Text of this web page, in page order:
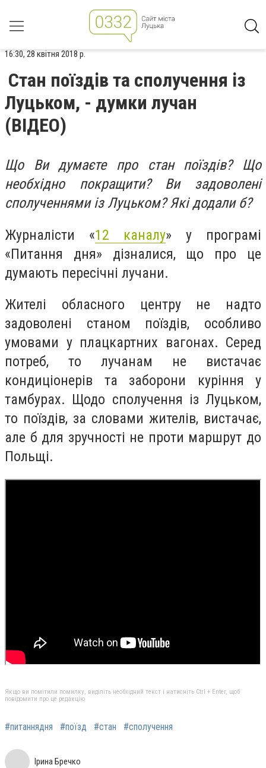
16:30, 28 квітня 2018 р.
Стан поїздів та сполучення із
Луцьком, - думки лучан
(ВІДЕО)
Що Ви думаєте про стан поїздів? Що
необхідно покращити? Ви задоволені
сполученнями із Луцьком? Які додали б?
Журналісти «12 каналу» у програмі
«Питання дня» дізналися, що про це
думають пересічні лучани.
Жителі обласного центру не надто
задоволені станом поїздів, особливо
умовами у плацкартних вагонах. Серед
потреб, то лучанам не вистачає
кондиціонерів та заборони куріння у
тамбурах. Щодо сполучення із Луцьком,
то поїздів, за словами жителів, вистачає,
але б для зручності не проти маршрут до
Польщі.
Якщо ви помітили помилку, виділіть необхідний текст і натисніть Ctrl + Enter, щоб
повідомити про це редакцію
#питаннядня #поїзд #стан #сполучення
Ірина Бречко